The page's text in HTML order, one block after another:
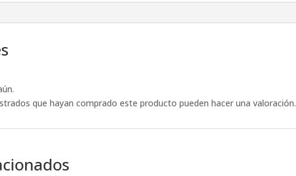
que hayan comprado este producto pueden hacer una valoración.